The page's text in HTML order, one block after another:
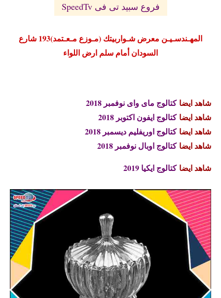
فروع سبيد تى فى SpeedTv
المهـندسـيـن معرض شـواربيتك (مـوزع مـعـتمد)193 شارع
السودان أمام سلم ارض اللواء
شاهد ايضاكتالوج ماى واى نوفمبر 2018
شاهد ايضاكتالوج ايفون اكتوبر 2018
شاهد ايضاكتالوج اوريفليم ديسمبر 2018
شاهد ايضاكتالوج اوبال نوفمبر 2018
شاهد ايضاكتالوج ايكيا 2019